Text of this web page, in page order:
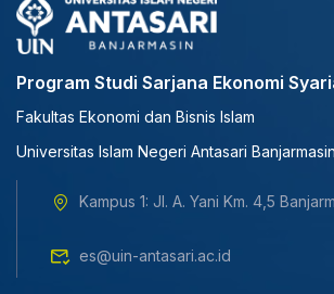
Program Studi Sarjana Ekonomi
Fakultas Ekonomi dan Bisnis Islam
Universitas Islam Negeri Antasari Banjarmasin
Kampus 1: Jl. A. Yani Km. 4,5
es@uin-antasari.ac.id